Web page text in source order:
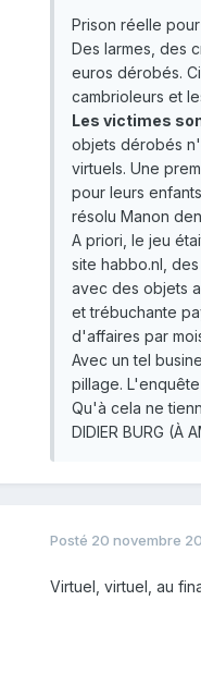
Prison réelle
Des larmes, des
euros dérobés.
cambrioleurs et
Les victimes
objets dérobés
virtuels. Une
pour leurs
résolu Manon
A priori, le jeu
site habbo.nl,
avec des objets
et trébuchante
d'affaires par
Avec un tel
pillage.
Qu'à cela ne
DIDIER BURG (À
Posté 20 novembre
Virtuel, virtuel, au